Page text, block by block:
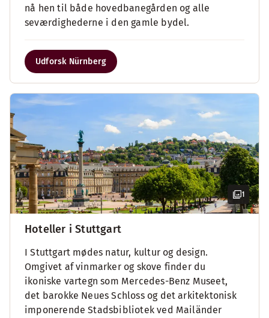
nå hen til både hovedbanegården og alle
seværdighederne i den gamle bydel.
Udforsk Nürnberg
1
Hoteller i Stuttgart
I Stuttgart mødes natur, kultur og design.
Omgivet af vinmarker og skove finder du
ikoniske vartegn som Mercedes-Benz Museet,
det barokke Neues Schloss og det arkitektonisk
imponerende Stadsbibliotek ved Mailänder